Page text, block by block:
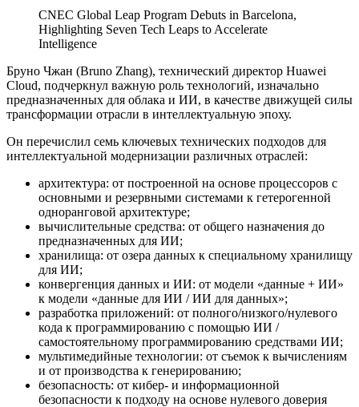
CNEC Global Leap Program Debuts in Barcelona,
Highlighting Seven Tech Leaps to Accelerate
Intelligence
Бруно Чжан (Bruno Zhang), технический директор Huawei
Cloud, подчеркнул важную роль технологий, изначально
предназначенных для облака и ИИ, в качестве движущей силы
трансформации отрасли в интеллектуальную эпоху.
Он перечислил семь ключевых технических подходов для
интеллектуальной модернизации различных отраслей:
архитектура: от построенной на основе процессоров с
основными и резервными системами к гетерогенной
одноранговой архитектуре;
вычислительные средства: от общего назначения до
предназначенных для ИИ;
хранилища: от озера данных к специальному хранилищу
для ИИ;
конвергенция данных и ИИ: от модели «данные + ИИ»
к модели «данные для ИИ / ИИ для данных»;
разработка приложений: от полного/низкого/нулевого
кода к программированию с помощью ИИ /
самостоятельному программированию средствами ИИ;
мультимедийные технологии: от съемок к вычислениям
и от производства к генерированию;
безопасность: от кибер- и информационной
безопасности к подходу на основе нулевого доверия